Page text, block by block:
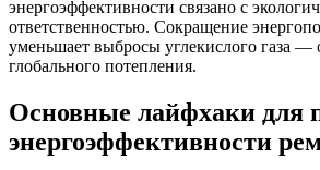
энергоэффективности связано с
ответственностью. Сокращение
уменьшает выбросы углекислого газа —
глобального потепления.
Основные лайфхаки для
энергоэффективности